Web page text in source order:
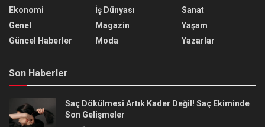
Ekonomi
Genel
Güncel Haberler
İş Dünyası
Magazin
Moda
Sanat
Yaşam
Yazarlar
Son Haberler
Saç Dökülmesi Artık Kader Değil! Saç Ekiminde
Son Gelişmeler